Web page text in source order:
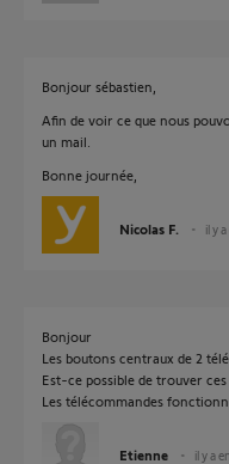
Bonjour sébastien,
Afin de voir ce que nous
un mail.
Bonne journée,
Nicolas F. il y
Bonjour
Les boutons centraux de 2
Est-ce possible de trouver
Les télécommandes
Etienne il y a